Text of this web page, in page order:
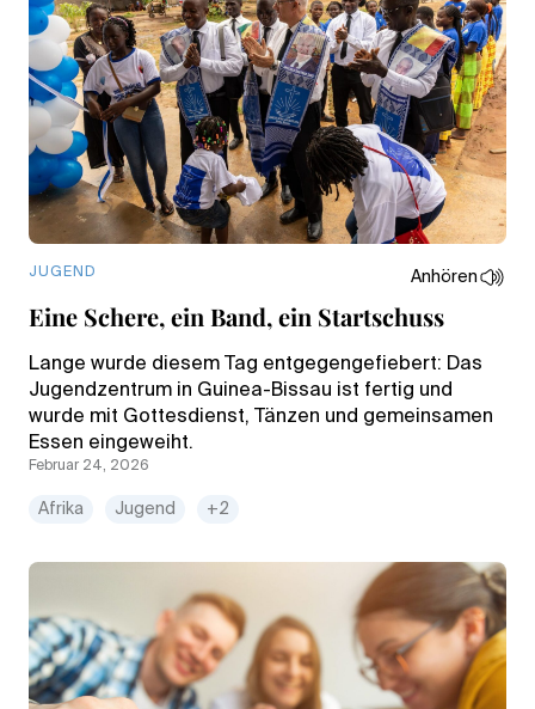
JUGEND Anhören
Eine Schere, ein Band, ein Startschuss
Lange wurde diesem Tag entgegengefiebert: Das
Jugendzentrum in Guinea-Bissau ist fertig und
wurde mit Gottesdienst, Tänzen und gemeinsamen
Essen eingeweiht.
Februar 24, 2026
Afrika Jugend +2